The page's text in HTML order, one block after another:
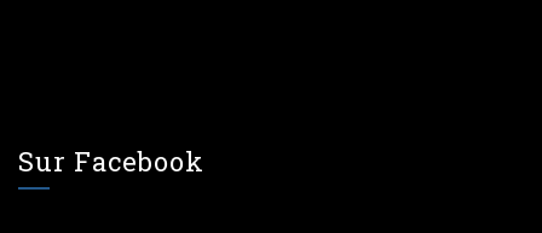
Sur Facebook